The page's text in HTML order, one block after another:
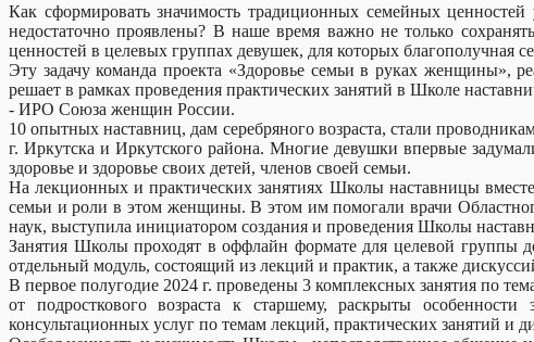
Как сформировать значимость традиционных семейных
недостаточно проявлены? В наше время важно не только
ценностей в целевых группах девушек, для которых благополучная
Эту задачу команда проекта «Здоровье семьи в руках женщины»,
решает в рамках проведения практических занятий в Школе
- ИРО Союза женщин России.
10 опытных наставниц, дам серебряного возраста, стали
г. Иркутска и Иркутского района. Многие девушки впервые
здоровье и здоровье своих детей, членов своей семьи.
На лекционных и практических занятиях Школы наставницы
семьи и роли в этом женщины. В этом им помогали врачи
наук, выступила инициатором создания и проведения Школы
Занятия Школы проходят в оффлайн формате для целевой группы
отдельный модуль, состоящий из лекций и практик, а также
В первое полугодие 2024 г. проведены 3 комплексных занятия по
от подросткового возраста к старшему, раскрыты
консультационных услуг по темам лекций, практических занятий и